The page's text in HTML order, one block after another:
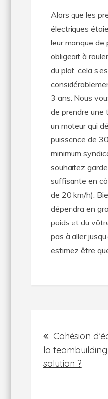
Alors que les
électriques
leur manque de
obligeait à
du plat, cela
3 ans. Nous
de prendre
un moteur qui
puissance de
minimum
souhaitez
suffisante en
de 20 km/h).
dépendra en
poids et du
pas à aller
estimez être
de
l’article
Cohésion
la
solution ?